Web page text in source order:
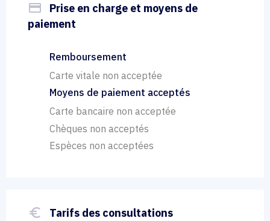
payment
Prise en charge et moyens de
paiement
Remboursement
Carte vitale non acceptée
Moyens de paiement acceptés
Carte bancaire non acceptée
Chèques non acceptés
Espèces non acceptées
euro_symbol Tarifs des consultations